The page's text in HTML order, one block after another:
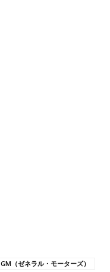
GM（ゼネラル・モーターズ）